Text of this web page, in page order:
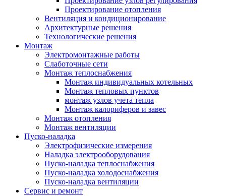
Проектирование отопления
Вентиляция и кондиционирование
Архитектурные решения
Технологические решения
Монтаж
Электромонтажные работы
Слаботочные сети
Монтаж теплоснабжения
Монтаж индивидуальных котельных
Монтаж тепловых пунктов
монтаж узлов учета тепла
Монтаж калориферов и завес
Монтаж отопления
Монтаж вентиляции
Пуско-наладка
Электрофизические измерения
Наладка электрооборудования
Пуско-наладка теплоснабжения
Пуско-наладка холодоснабжения
Пуско-наладка вентиляции
Сервис и ремонт